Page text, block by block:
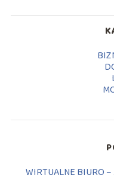
WIRTUALNE BIURO –